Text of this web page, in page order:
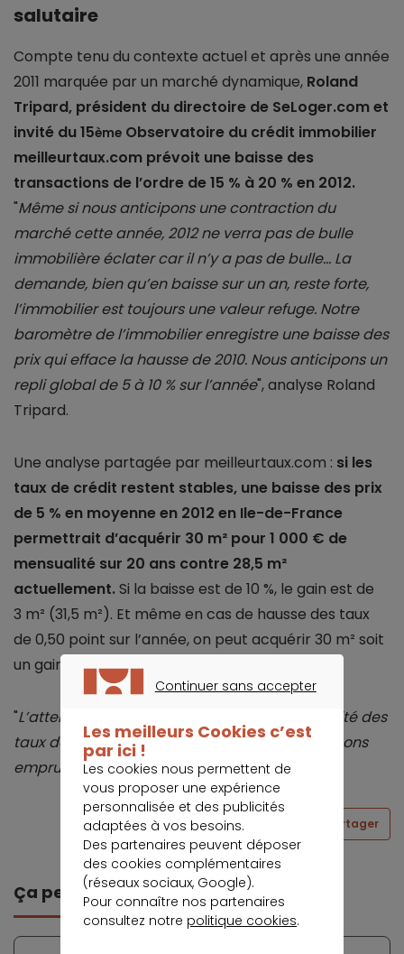
salutaire
Compte tenu du contexte actuel et après une année
2011 marquée par un marché dynamique, Roland
Tripard, président du directoire de SeLoger.com et
invité du 15ème Observatoire du crédit immobilier
meilleurtaux.com prévoit une baisse des
transactions de l’ordre de 15 % à 20 % en 2012.
"Même si nous anticipons une contraction du
marché cette année, 2012 ne verra pas de bulle
immobilière éclater car il n’y a pas de bulle… La
demande, bien qu’en baisse sur un an, reste forte,
l’immobilier est toujours une valeur refuge. Notre
baromètre de l’immobilier enregistre une baisse des
prix qui efface la hausse de 2010. Nous anticipons un
repli global de 5 à 10 % sur l’année", analyse Roland
Tripard.
Une analyse partagée par meilleurtaux.com : si les
taux de crédit restent stables, une baisse des prix
de 5 % en moyenne en 2012 en Ile-de-France
permettrait d’acquérir 30 m² pour 1 000 € de
mensualité sur 20 ans contre 28,5 m²
actuellement.Si la baisse est de 10 %, le gain est de
3 m² (31,5 m²). Et même en cas de hausse des taux
de 0,50 point sur l’année, on peut acquérir 30 m² soit
un gain de pouvoir d’achat de 6,5 %.
"L’atterrissage en douceur des prix et la stabilité des
taux de crédit devraient être favorables aux bons
emprunteurs en 2012 ", conclut Hervé Hatt.
Partager
Ça peut vous intéresser
Continuer sans accepter
Les meilleurs Cookies c’est
par ici !
Les cookies nous permettent de
vous proposer une expérience
personnalisée et des publicités
adaptées à vos besoins.
Des partenaires peuvent déposer
des cookies complémentaires
(réseaux sociaux, Google).
Pour connaître nos partenaires
consultez notre politique cookies.